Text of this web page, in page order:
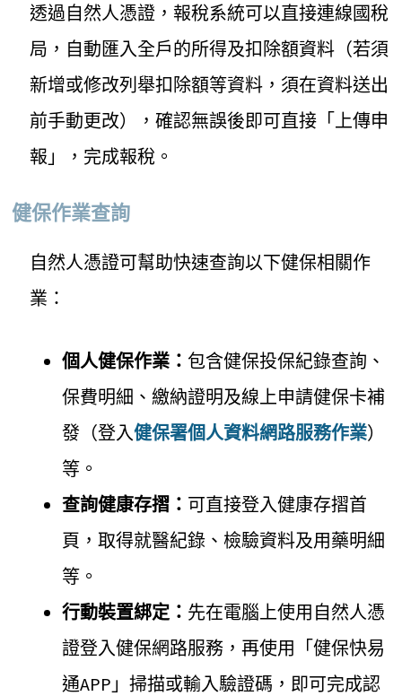
透過自然人憑證，報稅系統可以直接連線國稅
局，自動匯入全戶的所得及扣除額資料（若須
新增或修改列舉扣除額等資料，須在資料送出
前手動更改），確認無誤後即可直接「上傳申
報」，完成報稅。
健保作業查詢
自然人憑證可幫助快速查詢以下健保相關作
業：
個人健保作業： 包含健保投保紀錄查詢、
保費明細、繳納證明及線上申請健保卡補
發（登入健保署個人資料網路服務作業）
等。
查詢健康存摺： 可直接登入健康存摺首
頁，取得就醫紀錄、檢驗資料及用藥明細
等。
行動裝置綁定： 先在電腦上使用自然人憑
證登入健保網路服務，再使用「健保快易
通APP」掃描或輸入驗證碼，即可完成認